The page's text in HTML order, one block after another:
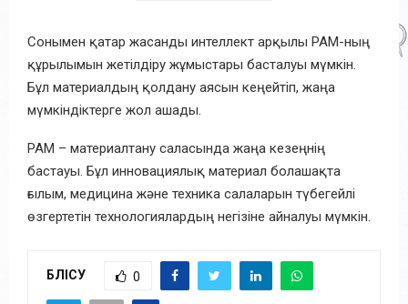
Сонымен қатар жасанды интеллект арқылы PAM-ның
құрылымын жетілдіру жұмыстары басталуы мүмкін.
Бұл материалдың қолдану аясын кеңейтіп, жаңа
мүмкіндіктерге жол ашады.
PAM – материалтану саласында жаңа кезеңнің
бастауы. Бұл инновациялық материал болашақта
ғылым, медицина және техника салаларын түбегейлі
өзгертетін технологиялардың негізіне айналуы мүмкін.
БӨЛІСУ 0